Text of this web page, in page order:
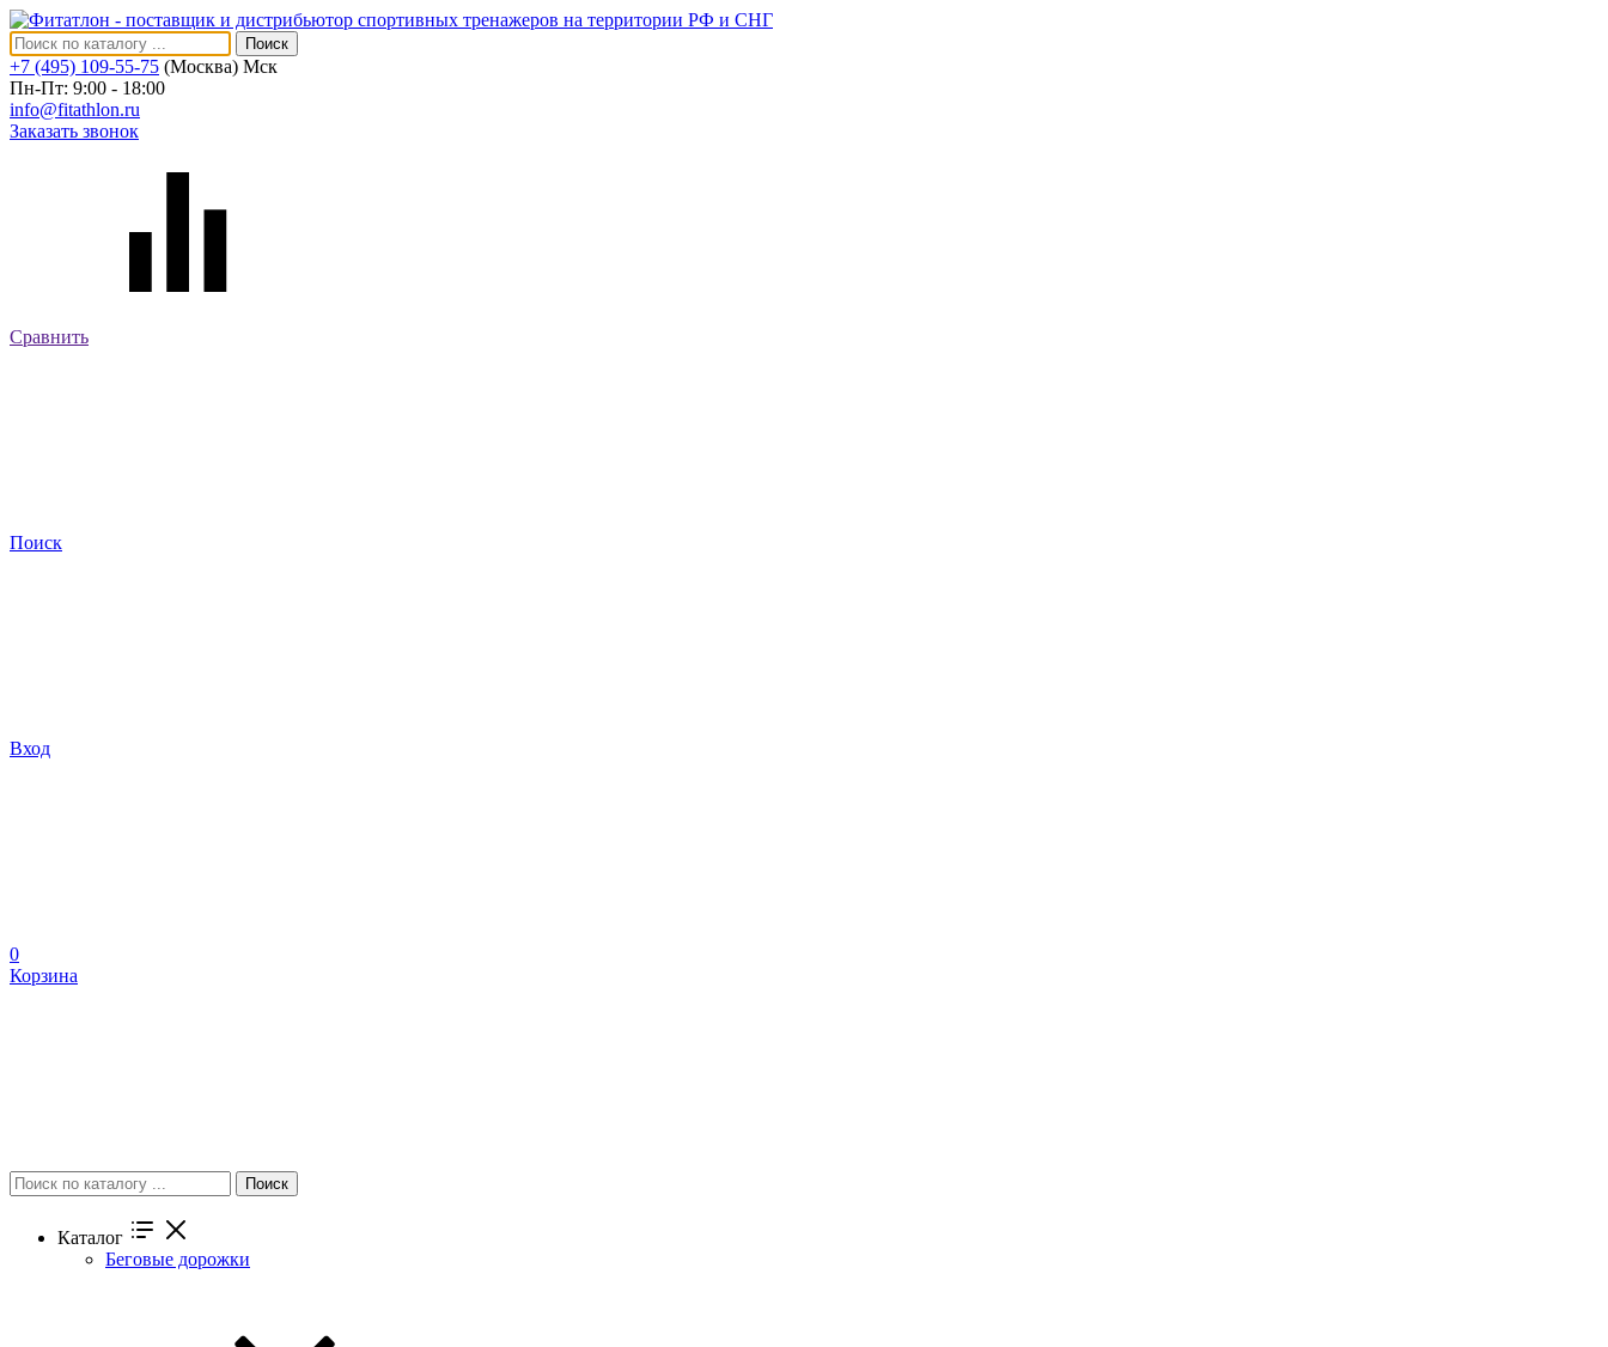
Поиск
+7 (495) 109-55-75 (Москва) Мск
Пн-Пт: 9:00 - 18:00
info@fitathlon.ru
Заказать звонок
Сравнить
Поиск
Вход
0
Корзина
Поиск
Каталог
Беговые дорожки